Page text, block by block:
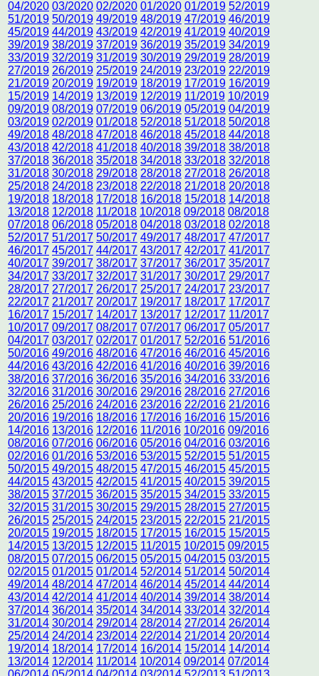
04/2020 03/2020 02/2020 01/2020 01/2019 52/2019
51/2019 50/2019 49/2019 48/2019 47/2019 46/2019
45/2019 44/2019 43/2019 42/2019 41/2019 40/2019
39/2019 38/2019 37/2019 36/2019 35/2019 34/2019
33/2019 32/2019 31/2019 30/2019 29/2019 28/2019
27/2019 26/2019 25/2019 24/2019 23/2019 22/2019
21/2019 20/2019 19/2019 18/2019 17/2019 16/2019
15/2019 14/2019 13/2019 12/2019 11/2019 10/2019
09/2019 08/2019 07/2019 06/2019 05/2019 04/2019
03/2019 02/2019 01/2018 52/2018 51/2018 50/2018
49/2018 48/2018 47/2018 46/2018 45/2018 44/2018
43/2018 42/2018 41/2018 40/2018 39/2018 38/2018
37/2018 36/2018 35/2018 34/2018 33/2018 32/2018
31/2018 30/2018 29/2018 28/2018 27/2018 26/2018
25/2018 24/2018 23/2018 22/2018 21/2018 20/2018
19/2018 18/2018 17/2018 16/2018 15/2018 14/2018
13/2018 12/2018 11/2018 10/2018 09/2018 08/2018
07/2018 06/2018 05/2018 04/2018 03/2018 02/2018
52/2017 51/2017 50/2017 49/2017 48/2017 47/2017
46/2017 45/2017 44/2017 43/2017 42/2017 41/2017
40/2017 39/2017 38/2017 37/2017 36/2017 35/2017
34/2017 33/2017 32/2017 31/2017 30/2017 29/2017
28/2017 27/2017 26/2017 25/2017 24/2017 23/2017
22/2017 21/2017 20/2017 19/2017 18/2017 17/2017
16/2017 15/2017 14/2017 13/2017 12/2017 11/2017
10/2017 09/2017 08/2017 07/2017 06/2017 05/2017
04/2017 03/2017 02/2017 01/2017 52/2016 51/2016
50/2016 49/2016 48/2016 47/2016 46/2016 45/2016
44/2016 43/2016 42/2016 41/2016 40/2016 39/2016
38/2016 37/2016 36/2016 35/2016 34/2016 33/2016
32/2016 31/2016 30/2016 29/2016 28/2016 27/2016
26/2016 25/2016 24/2016 23/2016 22/2016 21/2016
20/2016 19/2016 18/2016 17/2016 16/2016 15/2016
14/2016 13/2016 12/2016 11/2016 10/2016 09/2016
08/2016 07/2016 06/2016 05/2016 04/2016 03/2016
02/2016 01/2016 53/2016 53/2015 52/2015 51/2015
50/2015 49/2015 48/2015 47/2015 46/2015 45/2015
44/2015 43/2015 42/2015 41/2015 40/2015 39/2015
38/2015 37/2015 36/2015 35/2015 34/2015 33/2015
32/2015 31/2015 30/2015 29/2015 28/2015 27/2015
26/2015 25/2015 24/2015 23/2015 22/2015 21/2015
20/2015 19/2015 18/2015 17/2015 16/2015 15/2015
14/2015 13/2015 12/2015 11/2015 10/2015 09/2015
08/2015 07/2015 06/2015 05/2015 04/2015 03/2015
02/2015 01/2015 01/2014 52/2014 51/2014 50/2014
49/2014 48/2014 47/2014 46/2014 45/2014 44/2014
43/2014 42/2014 41/2014 40/2014 39/2014 38/2014
37/2014 36/2014 35/2014 34/2014 33/2014 32/2014
31/2014 30/2014 29/2014 28/2014 27/2014 26/2014
25/2014 24/2014 23/2014 22/2014 21/2014 20/2014
19/2014 18/2014 17/2014 16/2014 15/2014 14/2014
13/2014 12/2014 11/2014 10/2014 09/2014 07/2014